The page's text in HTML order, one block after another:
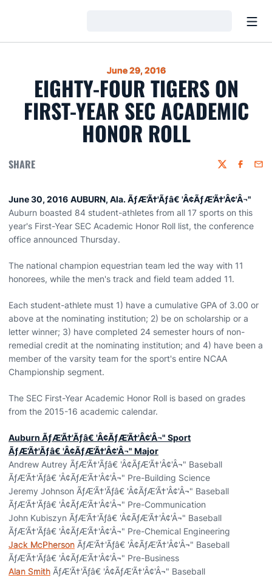
June 29, 2016
EIGHTY-FOUR TIGERS ON
FIRST-YEAR SEC ACADEMIC
HONOR ROLL
SHARE Twitter
June 30, 2016 AUBURN, Ala. ÃƒÆ’Ã†'Ãƒâ€ 'Â¢ÃƒÆ’Ã†'Â¢'Â¬"
Auburn boasted 84 student-athletes from all 17 sports on this
year's First-Year SEC Academic Honor Roll list, the conference
office announced Thursday.
The national champion equestrian team led the way with 11
honorees, while the men's track and field team added 11.
Each student-athlete must 1) have a cumulative GPA of 3.00 or
above at the nominating institution; 2) be on scholarship or a
letter winner; 3) have completed 24 semester hours of non-
remedial credit at the nominating institution; and 4) have been a
member of the varsity team for the sport's entire NCAA
Championship segment.
The SEC First-Year Academic Honor Roll is based on grades
from the 2015-16 academic calendar.
Auburn ÃƒÆ’Ã†'Ãƒâ€ 'Â¢ÃƒÆ’Ã†'Â¢'Â¬" Sport
ÃƒÆ’Ã†'Ãƒâ€ 'Â¢ÃƒÆ’Ã†'Â¢'Â¬" Major
Andrew Autrey ÃƒÆ’Ã†'Ãƒâ€ 'Â¢ÃƒÆ’Ã†'Â¢'Â¬" Baseball
ÃƒÆ’Ã†'Ãƒâ€ 'Â¢ÃƒÆ’Ã†'Â¢'Â¬" Pre-Building Science
Jeremy Johnson ÃƒÆ’Ã†'Ãƒâ€ 'Â¢ÃƒÆ’Ã†'Â¢'Â¬" Baseball
ÃƒÆ’Ã†'Ãƒâ€ 'Â¢ÃƒÆ’Ã†'Â¢'Â¬" Pre-Communication
John Kubiszyn ÃƒÆ’Ã†'Ãƒâ€ 'Â¢ÃƒÆ’Ã†'Â¢'Â¬" Baseball
ÃƒÆ’Ã†'Ãƒâ€ 'Â¢ÃƒÆ’Ã†'Â¢'Â¬" Pre-Chemical Engineering
Jack McPherson ÃƒÆ’Ã†'Ãƒâ€ 'Â¢ÃƒÆ’Ã†'Â¢'Â¬" Baseball
ÃƒÆ’Ã†'Ãƒâ€ 'Â¢ÃƒÆ’Ã†'Â¢'Â¬" Pre-Business
Alan Smith ÃƒÆ’Ã†'Ãƒâ€ 'Â¢ÃƒÆ’Ã†'Â¢'Â¬" Baseball